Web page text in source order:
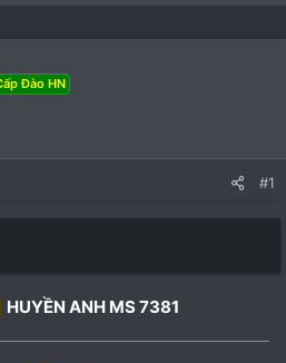
Đào HN
#1
HUYỀN ANH MS 7381